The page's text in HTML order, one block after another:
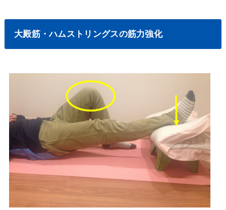
大殿筋・ハムストリングスの筋力強化